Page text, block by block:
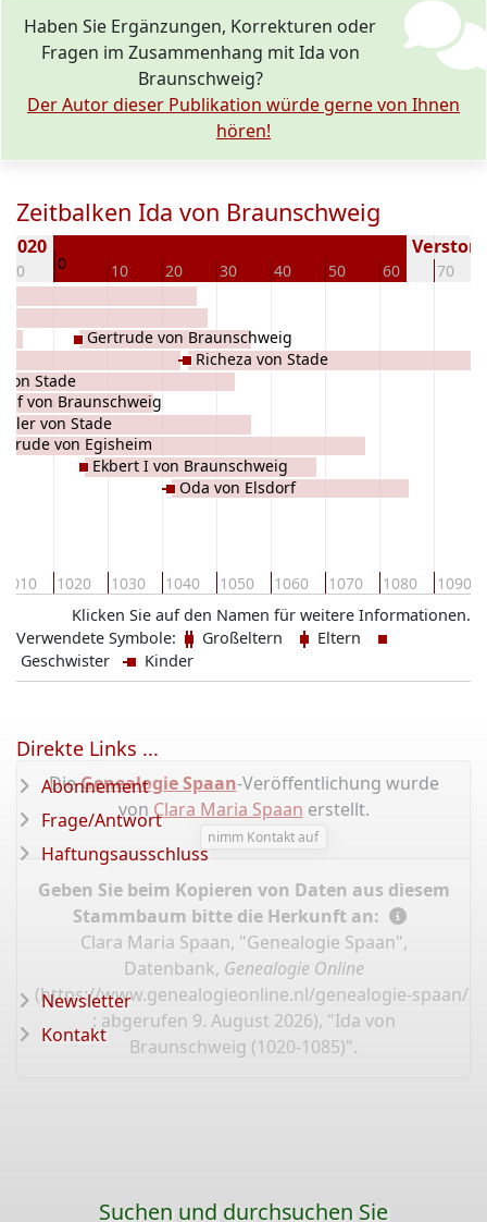
Haben Sie Ergänzungen, Korrekturen oder
Fragen im Zusammenhang mit Ida von
Braunschweig?
Der Autor dieser Publikation würde gerne von Ihnen
hören!
Zeitbalken Ida von Braunschweig
-10 0 10 20 30 40 50 60 70
1020
1010 1020 1030 1040 1050 1060 1070 1080 1090
Stade
von Braunschweig
von Stade
von Egisheim
Gertrude von Braunschweig
Ekbert I von Braunschweig
Oda von Elsdorf
Richeza von Stade
Klicken Sie auf den Namen für weitere Informationen.
Verwendete Symbole:
Großeltern
Eltern
Geschwister
Kinder
DieGenealogie Spaan-Veröffentlichung wurde
von Clara Maria Spaan erstellt.
nimm Kontakt auf
Geben Sie beim Kopieren von Daten aus diesem
Stammbaum bitte die Herkunft an:
Clara Maria Spaan, "Genealogie Spaan",
Datenbank, Genealogie Online
(https://www.genealogieonline.nl/genealogie-spaan/
: abgerufen 9. August 2026), "Ida von
Braunschweig (1020-1085)".
Direkte Links ...
Abonnement
Frage/Antwort
Haftungsausschluss
Newsletter
Kontakt
Suchen und durchsuchen Sie